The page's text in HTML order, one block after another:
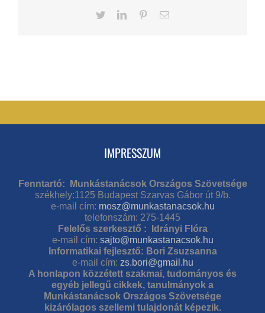
TwitterLinkedInPinterestEmail
IMPRESSZUM
Fenntartó: Munkástanácsok Országos Szövetsége
székhely:1125 Budapest Szarvas Gábor út 9/b.
e-mail cím: mosz@munkastanacsok.hu
telefonszám: 275-1445
Felelős szerkesztő : Idrányi Flóra
e-mail cím: sajto@munkastanacsok.hu
Informatikai fejlesztő: Bori Zsuzsanna
e-mail cím: zs.bori@gmail.hu
A honlapon közzétett szakmai, tudományos és
egyéb jellegű cikkek, tanulmányok a
Munkástanácsok Országos Szövetsége
kizárólagos szellemi tulajdonát képezik.